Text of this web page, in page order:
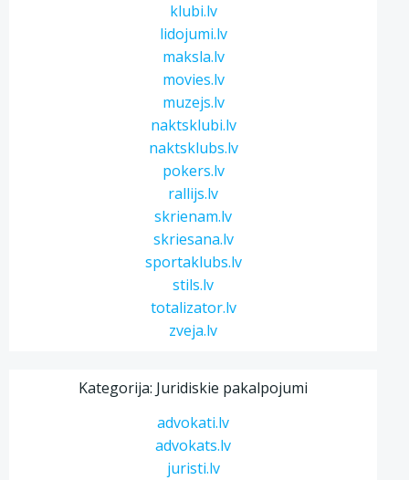
klubi.lv
lidojumi.lv
maksla.lv
movies.lv
muzejs.lv
naktsklubi.lv
naktsklubs.lv
pokers.lv
rallijs.lv
skrienam.lv
skriesana.lv
sportaklubs.lv
stils.lv
totalizator.lv
zveja.lv
Kategorija: Juridiskie pakalpojumi
advokati.lv
advokats.lv
juristi.lv